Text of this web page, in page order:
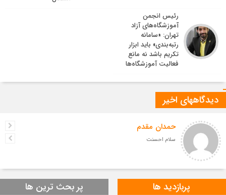
رئیس انجمن
آموزشگاه‌های آزاد
تهران: «سامانه
رتبه‌بندی» باید ابزار
تکریم باشد نه مانع
فعالیت آموزشگاه‌ها
دیدگاههای اخیر
حمدان مقدم
سلام احسنت
پربازدید ها پر بحث ترین ها